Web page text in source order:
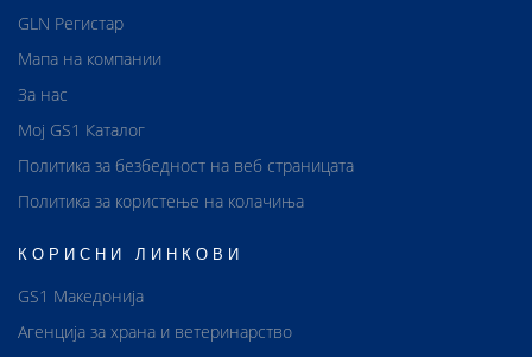
GLN Регистар
Мапа на компании
За нас
Мој GS1 Каталог
Политика за безбедност на веб страницата
Политика за користење на колачиња
КОРИСНИ ЛИНКОВИ
GS1 Македонија
Агенција за храна и ветеринарство